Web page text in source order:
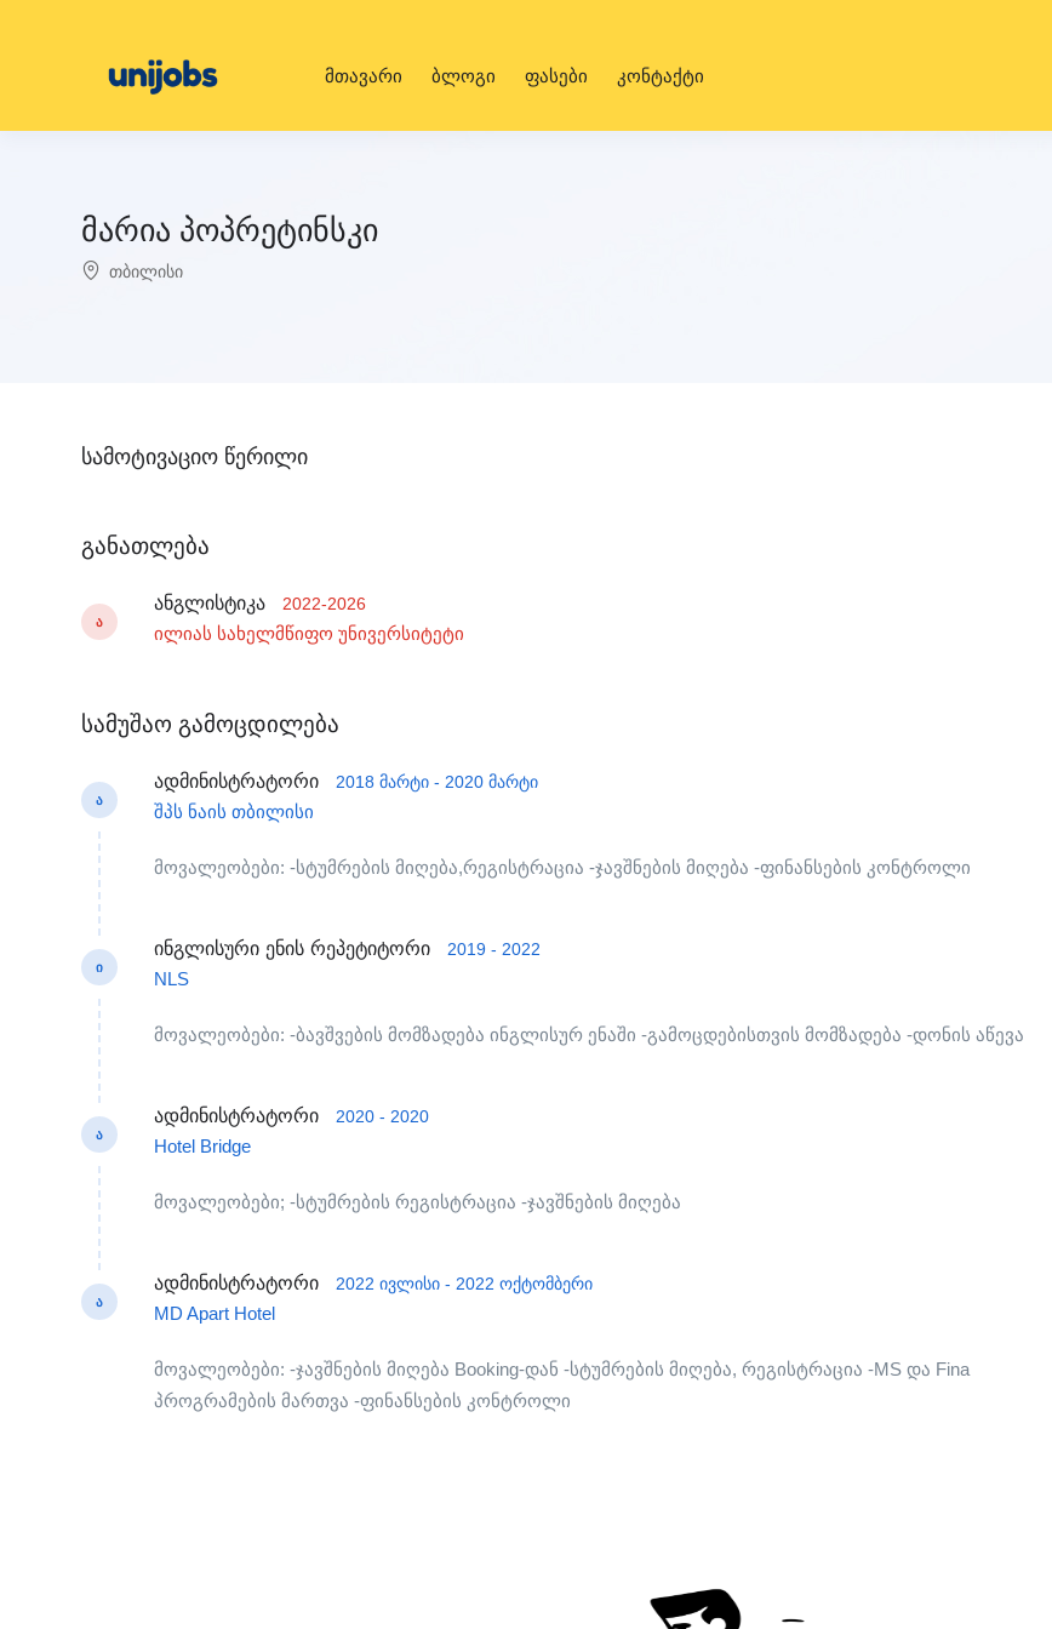
მთავარი ბლოგი ფასები კონტაქტი
მარია პოპრეტინსკი
თბილისი
სამოტივაციო წერილი
განათლება
Ა
ანგლისტიკა 2022-2026
ილიას სახელმწიფო უნივერსიტეტი
სამუშაო გამოცდილება
Ა
ადმინისტრატორი 2018 მარტი - 2020 მარტი
შპს ნაის თბილისი
მოვალეობები: -სტუმრების მიღება,რეგისტრაცია -ჯავშნების მიღება -ფინანსების კონტროლი
Ი
ინგლისური ენის რეპეტიტორი 2019 - 2022
NLS
მოვალეობები: -ბავშვების მომზადება ინგლისურ ენაში -გამოცდებისთვის მომზადება -დონის აწევა
Ა
ადმინისტრატორი 2020 - 2020
Hotel Bridge
მოვალეობები; -სტუმრების რეგისტრაცია -ჯავშნების მიღება
Ა
ადმინისტრატორი 2022 ივლისი - 2022 ოქტომბერი
MD Apart Hotel
მოვალეობები: -ჯავშნების მიღება Booking-დან -სტუმრების მიღება, რეგისტრაცია -MS და Fina
პროგრამების მართვა -ფინანსების კონტროლი